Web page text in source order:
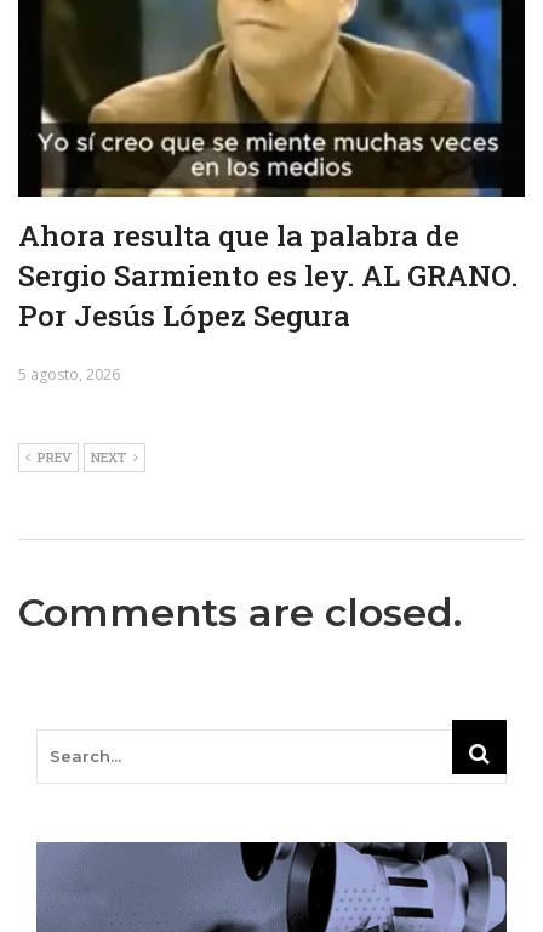
Ahora resulta que la palabra de
Sergio Sarmiento es ley. AL GRANO.
Por Jesús López Segura
5 agosto, 2026
PREV NEXT
Comments are closed.